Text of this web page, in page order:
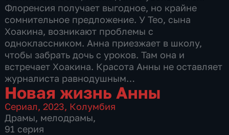
Флоренсия получает выгодное, но крайне
сомнительное предложение. У Тео, сына
Хоакина, возникают проблемы с
одноклассником. Анна приезжает в школу,
чтобы забрать дочь с уроков. Там она и
встречает Хоакина. Красота Анны не оставляет
журналиста равнодушным…
Новая жизнь Анны
Сериал,2023, Колумбия
Драмы, мелодрамы,
91 серия